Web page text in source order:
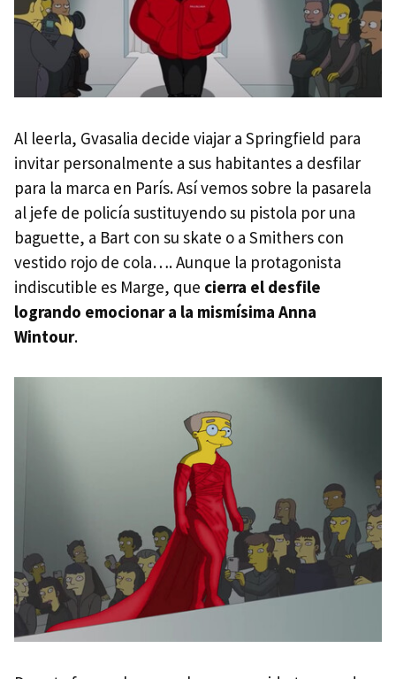
Al leerla, Gvasalia decide viajar a Springfield para
invitar personalmente a sus habitantes a desfilar
para la marca en París. Así vemos sobre la pasarela
al jefe de policía sustituyendo su pistola por una
baguette, a Bart con su skate o a Smithers con
vestido rojo de cola…. Aunque la protagonista
indiscutible es Marge, que cierra el desfile
logrando emocionar a la mismísima Anna
Wintour.